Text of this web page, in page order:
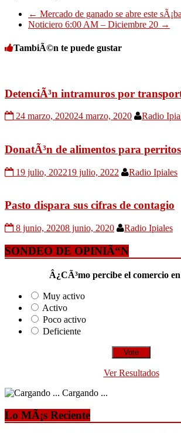
← Mercado de ganado se abre este
Noticiero 6:00 AM – Diciembre 20 →
TambiÃ©n te puede gustar
DetenciÃ³n intramuros por
24 marzo, 202024 marzo, 2020 Radio
DonatÃ³n de alimentos para
19 julio, 202219 julio, 2022 Radio Ipiales
Pasto dispara sus cifras de contagio
8 junio, 20208 junio, 2020 Radio Ipiales
SONDEO DE OPINIÃ“N
Â¿CÃ³mo percibe el comercio
Muy activo
Activo
Poco activo
Deficiente
Ver Resultados
Cargando ...
Lo MÃ¡s Reciente